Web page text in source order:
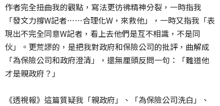
作者完全扭曲我的觀點，寫法更彷彿精神分裂，一時指我
「發文力撐W記者⋯⋯合理化W，來救他」，一時又指我「表
現出不完全同意W記者，看上去他們是互不相識，不是同
伙」。更荒謬的，是把我對政府和保險公司的批評，曲解成
「為保險公司和政府澄清」，還無厘頭反問一句：「難道他
才是親政府？」
《透視報》這篇質疑我「親政府」、「為保險公司洗白」、